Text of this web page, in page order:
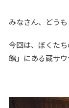
みなさん、どう
今回は、ぼくた
館」にある蔵サ